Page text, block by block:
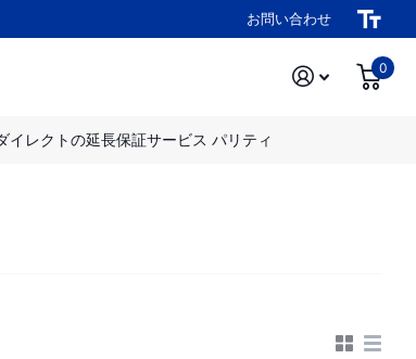
お問い合わせ
0
イレクトの延長保証サービス パリティ